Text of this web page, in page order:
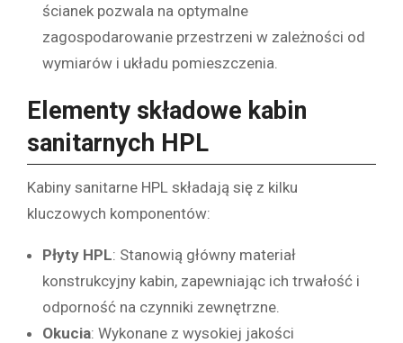
ścianek pozwala na optymalne
zagospodarowanie przestrzeni w zależności od
wymiarów i układu pomieszczenia.
Elementy składowe kabin
sanitarnych HPL
Kabiny sanitarne HPL składają się z kilku
kluczowych komponentów:
Płyty HPL: Stanowią główny materiał
konstrukcyjny kabin, zapewniając ich trwałość i
odporność na czynniki zewnętrzne.
Okucia: Wykonane z wysokiej jakości